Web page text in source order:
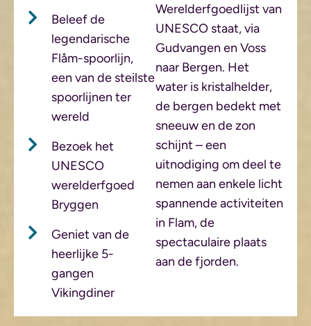
Beleef de
legendarische
Flåm-spoorlijn,
een van de steilste
spoorlijnen ter
wereld
Bezoek het
UNESCO
werelderfgoed
Bryggen
Geniet van de
heerlijke 5-
gangen
Vikingdiner
Werelderfgoedlijst van
UNESCO staat, via
Gudvangen en Voss
naar Bergen. Het
water is kristalhelder,
de bergen bedekt met
sneeuw en de zon
schijnt – een
uitnodiging om deel te
nemen aan enkele licht
spannende activiteiten
in Flam, de
spectaculaire plaats
aan de fjorden.